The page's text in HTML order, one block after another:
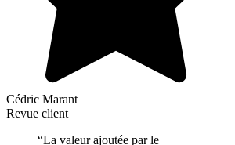
Cédric Marant
Revue client
“La valeur ajoutée par le